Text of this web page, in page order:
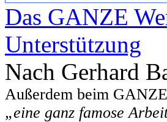
Das GANZE
Unterstützung
Nach Gerhard
Außerdem beim
„eine ganz famose